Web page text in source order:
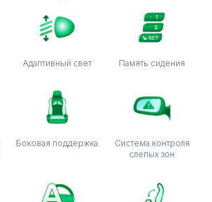
Адаптивный свет Память сидения
Боковая поддержка
Система контроля
слепых зон